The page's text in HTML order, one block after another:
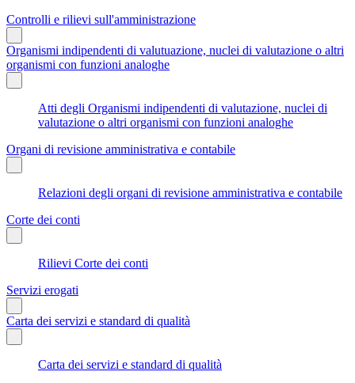
Controlli e rilievi sull'amministrazione
Organismi indipendenti di valutuazione, nuclei di valutazione o altri
organismi con funzioni analoghe
Atti degli Organismi indipendenti di valutazione, nuclei di
valutazione o altri organismi con funzioni analoghe
Organi di revisione amministrativa e contabile
Relazioni degli organi di revisione amministrativa e contabile
Corte dei conti
Rilievi Corte dei conti
Servizi erogati
Carta dei servizi e standard di qualità
Carta dei servizi e standard di qualità